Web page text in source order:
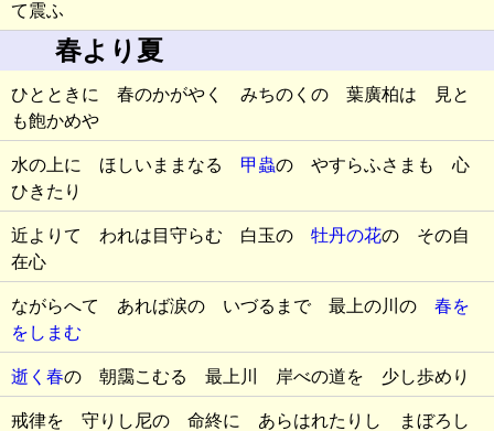
て震ふ
春より夏
ひとときに 春のかがやく みちのくの 葉廣柏は 見と
も飽かめや
水の上に ほしいままなる 甲蟲の やすらふさまも 心
ひきたり
近よりて われは目守らむ 白玉の 牡丹の花の その自
在心
ながらへて あれば涙の いづるまで 最上の川の 春を
をしまむ
逝く春の 朝靄こむる 最上川 岸べの道を 少し歩めり
戒律を 守りし尼の 命終に あらはれたりし まぼろし